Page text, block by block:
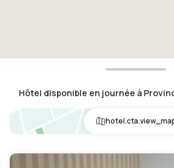
Hôtel disponible en journée à